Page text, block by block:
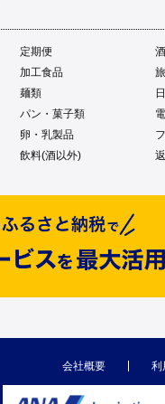
定期便
酒
加工食品
麺類
パン・菓子類
卵・乳製品
飲料(酒以外)
会社概要 利